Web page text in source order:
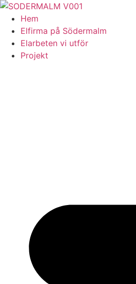
Skip
content
Hem
Elfirma på Södermalm
Elarbeten vi utför
Projekt